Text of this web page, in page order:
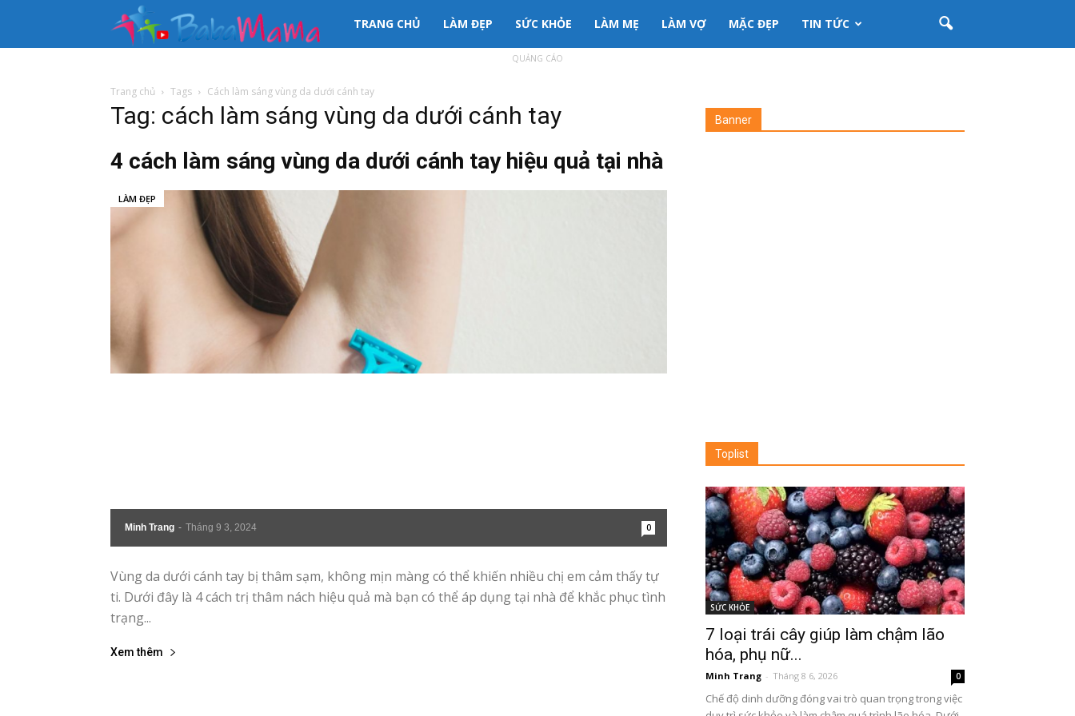
333mama
thông
tin
Bé
|
ngày
–
TRANG CHỦ LÀM ĐẸP SỨC KHỎE LÀM MẸ LÀM VỢ MẶC ĐẸP TIN TỨC
QUẢNG CÁO
Trang chủ Tags Cách làm sáng vùng da dưới cánh tay
Tag: cách làm sáng vùng da dưới cánh tay
4 cách làm sáng vùng da dưới cánh tay hiệu quả tại nhà
Minh Trang - Tháng 9 3, 2024 0
LÀM ĐẸP
Vùng da dưới cánh tay bị thâm sạm, không mịn màng có thể khiến nhiều chị em cảm thấy tự
ti. Dưới đây là 4 cách trị thâm nách hiệu quả mà bạn có thể áp dụng tại nhà để khắc phục tình
trạng...
Xem thêm
Banner
Toplist
SỨC KHỎE
7 loại trái cây giúp làm chậm lão
hóa, phụ nữ...
Minh Trang - Tháng 8 6, 2026 0
Chế độ dinh dưỡng đóng vai trò quan trọng trong việc